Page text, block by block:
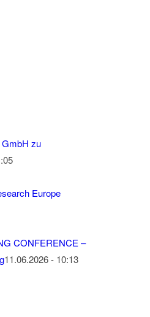
zu
Europe
CONFERENCE –
11.06.2026 - 10:13